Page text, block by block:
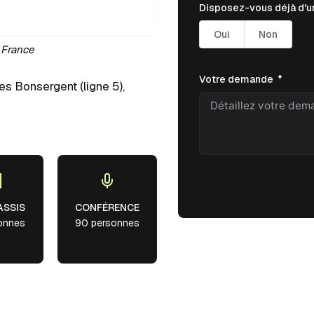
Bonsergent (ligne 5),
CONFÉRENCE
90 personnes
Disposez-vous déjà
Oui Non
Votre demande